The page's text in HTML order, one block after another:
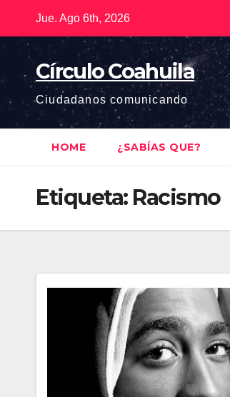
Jue. Ago 6th, 2026
Círculo Coahuila
Ciudadanos comunicando
HOME ¿SABÍAS QUE?
Etiqueta: Racismo